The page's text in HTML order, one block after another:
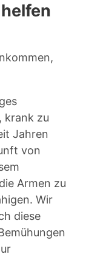
krank zu
Jahren
von
Armen zu
Wir
diese